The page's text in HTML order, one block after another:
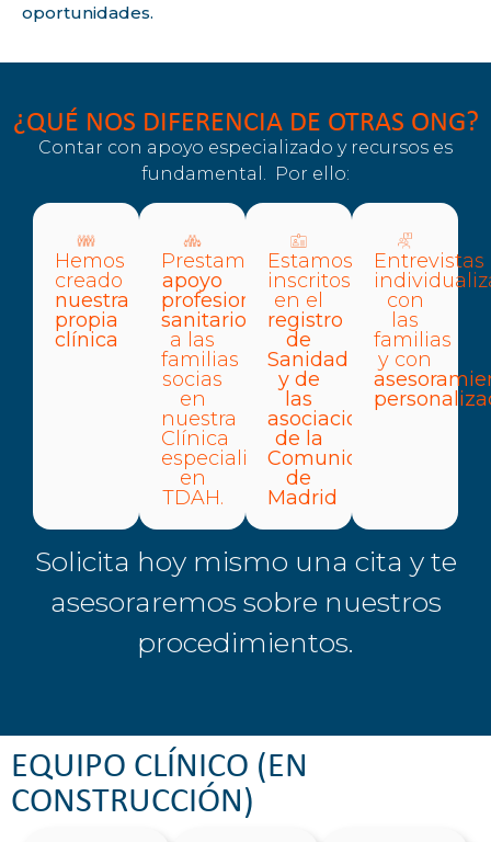
oportunidades.
¿QUÉ NOS DIFERENCIA DE OTRAS ONG?
Contar con apoyo especializado y recursos es
fundamental. Por ello:
Hemos
creado
nuestra
propia
clínica
Prestamos
apoyo
profesional
sanitario
a las
familias
socias
en
nuestra
Clínica
especializada
en
TDAH.
Estamos
inscritos
en el
registro
de
Sanidad
y de
las
asociaciones
de la
Comunidad
de
Madrid
Entrevistas
con
las
familias
y con
Solicita hoy mismo una cita y te
asesoraremos sobre nuestros
procedimientos.
EQUIPO CLÍNICO (EN
CONSTRUCCIÓN)